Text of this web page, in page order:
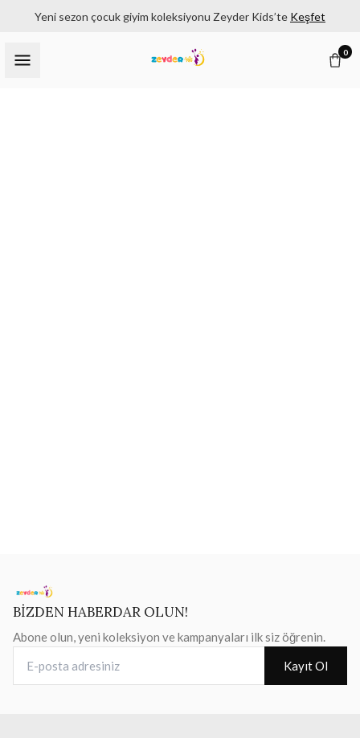
Yeni sezon çocuk giyim koleksiyonu Zeyder Kids’te Keşfet
0
BİZDEN HABERDAR OLUN!
Abone olun, yeni koleksiyon ve kampanyaları ilk siz öğrenin.
Kayıt Ol